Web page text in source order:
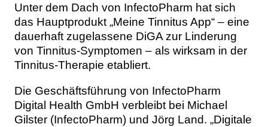
Unter dem Dach von InfectoPharm hat sich
das Hauptprodukt „Meine Tinnitus App“ – eine
dauerhaft zugelassene DiGA zur Linderung
von Tinnitus-Symptomen – als wirksam in der
Tinnitus-Therapie etabliert.
Die Geschäftsführung von InfectoPharm
Digital Health GmbH verbleibt bei Michael
Gilster (InfectoPharm) und Jörg Land. „Digitale